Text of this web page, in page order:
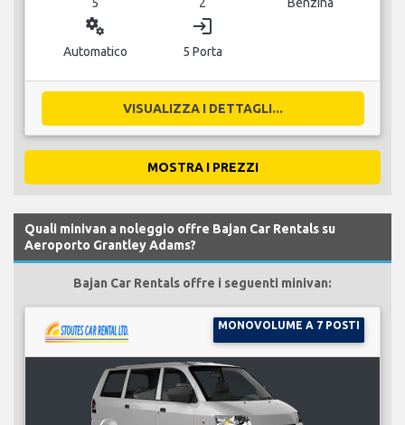
miscellaneous_services
Automatico
login
5 Porta
VISUALIZZA I DETTAGLI...
MOSTRA I PREZZI
Quali minivan a noleggio offre Bajan Car Rentals su
Aeroporto Grantley Adams?
Bajan Car Rentals offre i seguenti minivan:
MONOVOLUME A 7 POSTI